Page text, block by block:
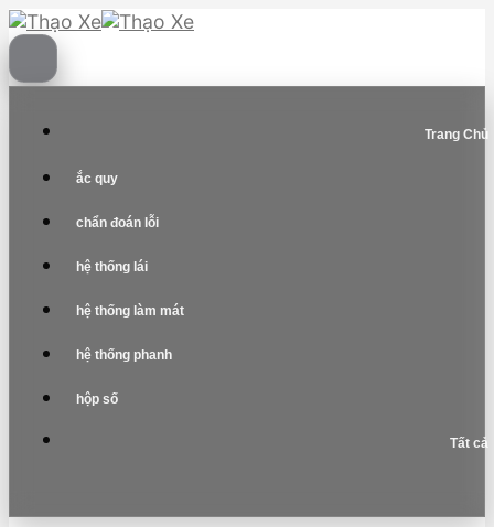
Skip
to
content
Trang Chủ
ắc quy
chẩn đoán lỗi
hệ thống lái
hệ thống làm mát
hệ thống phanh
hộp số
Tất cả